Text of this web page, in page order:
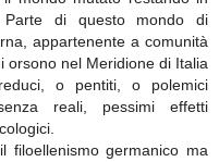
Parte di questo mondo di
appartenente a comunità
orsono nel Meridione di Italia
o pentiti, o polemici
reali, pessimi effetti
filoellenismo germanico ma